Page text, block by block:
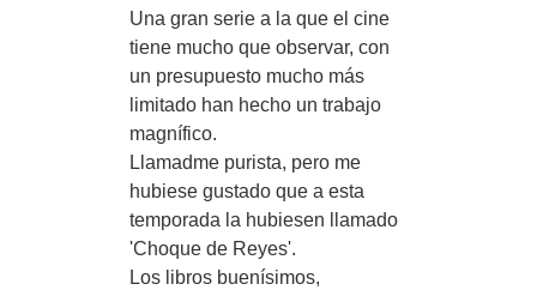
Una gran serie a la que el cine
tiene mucho que observar, con
un presupuesto mucho más
limitado han hecho un trabajo
magnífico.
Llamadme purista, pero me
hubiese gustado que a esta
temporada la hubiesen llamado
'Choque de Reyes'.
Los libros buenísimos,